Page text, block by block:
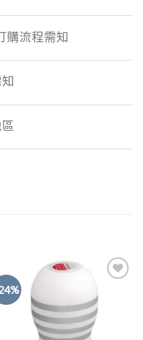
購流程需知
Wishlist